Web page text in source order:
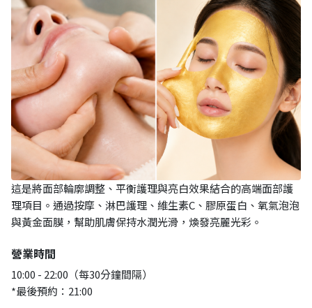
這是將面部輪廓調整、平衡護理與亮白效果結合的高端面部護
理項目。通過按摩、淋巴護理、維生素C、膠原蛋白、氧氣泡泡
與黃金面膜，幫助肌膚保持水潤光滑，煥發亮麗光彩。
營業時間
10:00 - 22:00（每30分鐘間隔）
*最後預約：21:00